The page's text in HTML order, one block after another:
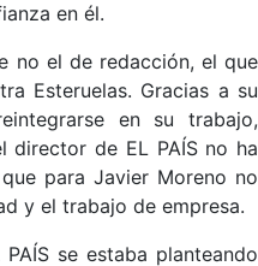
en él.
no el de redacción, el que
Esteruelas. Gracias a su
en su trabajo,
director de EL PAÍS no ha
para Javier Moreno no
y el trabajo de empresa.
se estaba planteando